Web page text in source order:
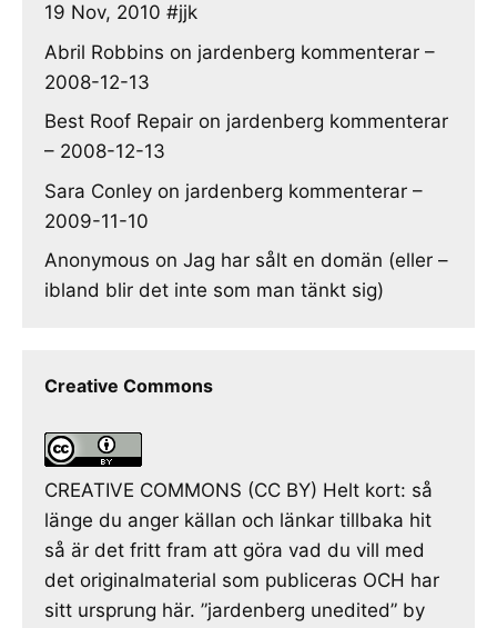
19 Nov, 2010 #jjk
Abril Robbins on jardenberg kommenterar –
2008-12-13
Best Roof Repair on jardenberg kommenterar
– 2008-12-13
Sara Conley on jardenberg kommenterar –
2009-11-10
Anonymous on Jag har sålt en domän (eller –
ibland blir det inte som man tänkt sig)
Creative Commons
CREATIVE COMMONS (CC BY) Helt kort: så
länge du anger källan och länkar tillbaka hit
så är det fritt fram att göra vad du vill med
det originalmaterial som publiceras OCH har
sitt ursprung här. ”jardenberg unedited” by